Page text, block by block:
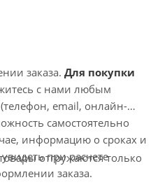
воздуха D.
заказа. Для покупки
с нами любым
email, онлайн-
самостоятельно
информацию о сроках и
при расчете
заказа.
отгружаются только